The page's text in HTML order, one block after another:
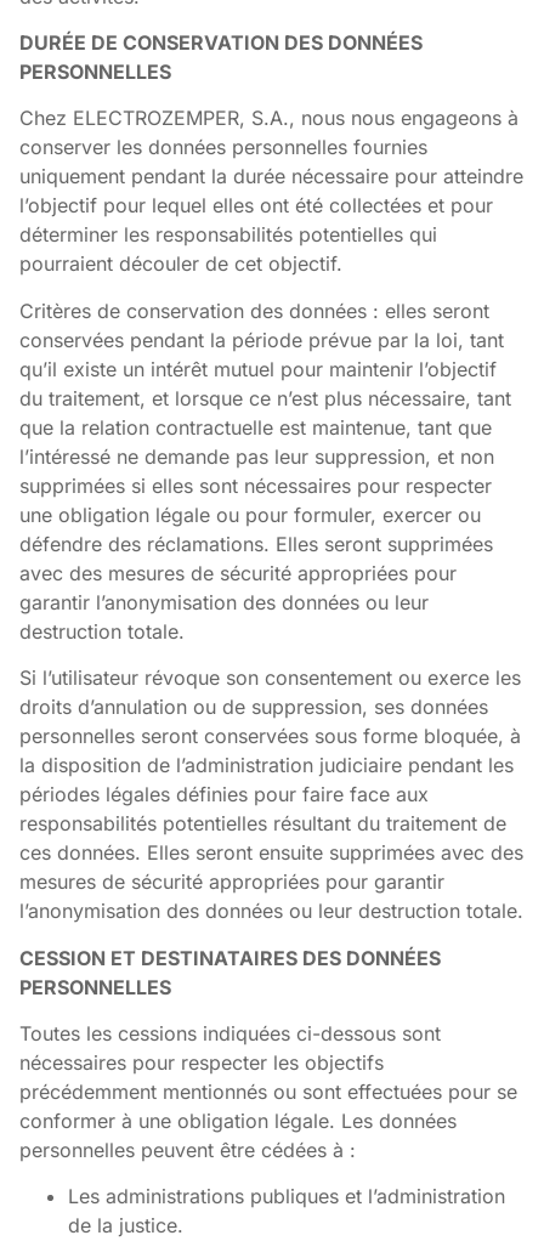
DURÉE DE CONSERVATION DES DONNÉES
PERSONNELLES
Chez ELECTROZEMPER, S.A., nous nous engageons à
conserver les données personnelles fournies
uniquement pendant la durée nécessaire pour atteindre
l’objectif pour lequel elles ont été collectées et pour
déterminer les responsabilités potentielles qui
pourraient découler de cet objectif.
Critères de conservation des données : elles seront
conservées pendant la période prévue par la loi, tant
qu’il existe un intérêt mutuel pour maintenir l’objectif
du traitement, et lorsque ce n’est plus nécessaire, tant
que la relation contractuelle est maintenue, tant que
l’intéressé ne demande pas leur suppression, et non
supprimées si elles sont nécessaires pour respecter
une obligation légale ou pour formuler, exercer ou
défendre des réclamations. Elles seront supprimées
avec des mesures de sécurité appropriées pour
garantir l’anonymisation des données ou leur
destruction totale.
Si l’utilisateur révoque son consentement ou exerce les
droits d’annulation ou de suppression, ses données
personnelles seront conservées sous forme bloquée, à
la disposition de l’administration judiciaire pendant les
périodes légales définies pour faire face aux
responsabilités potentielles résultant du traitement de
ces données. Elles seront ensuite supprimées avec des
mesures de sécurité appropriées pour garantir
l’anonymisation des données ou leur destruction totale.
CESSION ET DESTINATAIRES DES DONNÉES
PERSONNELLES
Toutes les cessions indiquées ci-dessous sont
nécessaires pour respecter les objectifs
précédemment mentionnés ou sont effectuées pour se
conformer à une obligation légale. Les données
personnelles peuvent être cédées à :
Les administrations publiques et l’administration
de la justice.